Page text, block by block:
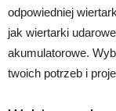
odpowiedniej
jak wiertarki
akumulatorowe.
twoich potrzeb i